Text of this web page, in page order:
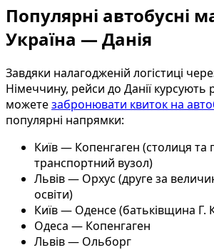
Популярні автобусні
Україна — Данія
Завдяки налагодженій логістиці
Німеччину, рейси до Данії курсують
можетезабронювати квиток на
популярні напрямки:
Київ — Копенгаген (столиця та
транспортний вузол)
Львів — Орхус (друге за
освіти)
Київ — Оденсе (батьківщина Г.
Одеса — Копенгаген
Львів — Ольборг